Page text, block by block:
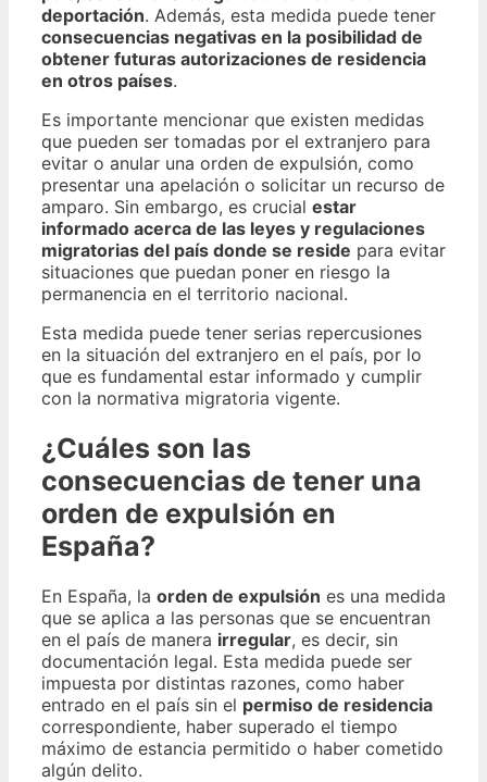
deportación. Además, esta medida puede tener
consecuencias negativas en la posibilidad de
obtener futuras autorizaciones de residencia
en otros países.
Es importante mencionar que existen medidas
que pueden ser tomadas por el extranjero para
evitar o anular una orden de expulsión, como
presentar una apelación o solicitar un recurso de
amparo. Sin embargo, es crucial estar
informado acerca de las leyes y regulaciones
migratorias del país donde se reside para evitar
situaciones que puedan poner en riesgo la
permanencia en el territorio nacional.
Esta medida puede tener serias repercusiones
en la situación del extranjero en el país, por lo
que es fundamental estar informado y cumplir
con la normativa migratoria vigente.
¿Cuáles son las
consecuencias de tener una
orden de expulsión en
España?
En España, la orden de expulsión es una medida
que se aplica a las personas que se encuentran
en el país de manera irregular, es decir, sin
documentación legal. Esta medida puede ser
impuesta por distintas razones, como haber
entrado en el país sin el permiso de residencia
correspondiente, haber superado el tiempo
máximo de estancia permitido o haber cometido
algún delito.